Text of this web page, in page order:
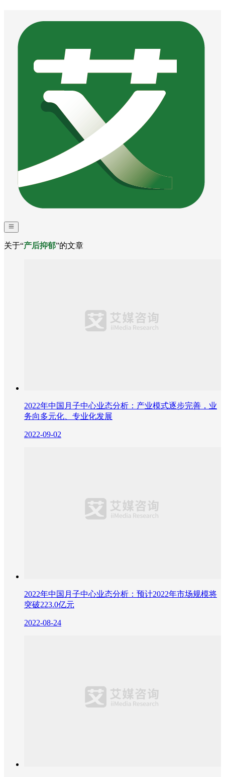
关于“产后抑郁”的文章
2022年中国月子中心业态分析：产业模式逐步完善，业
务向多元化、专业化发展
2022-09-02
2022年中国月子中心业态分析：预计2022年市场规模将
突破223.0亿元
2022-08-24